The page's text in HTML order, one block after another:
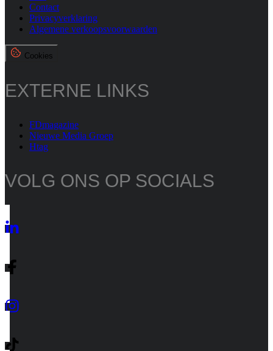
Contact
Privacyverklaring
Algemene verkoopsvoorwaarden
Cookies
EXTERNE LINKS
FDmagazine
Nieuwe Media Groep
Htag
VOLG ONS OP SOCIALS